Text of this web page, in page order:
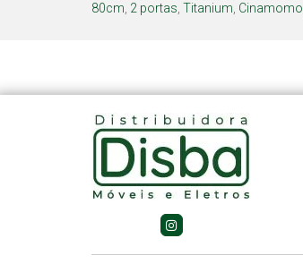
80cm 2 portas Titanium Cinamomo